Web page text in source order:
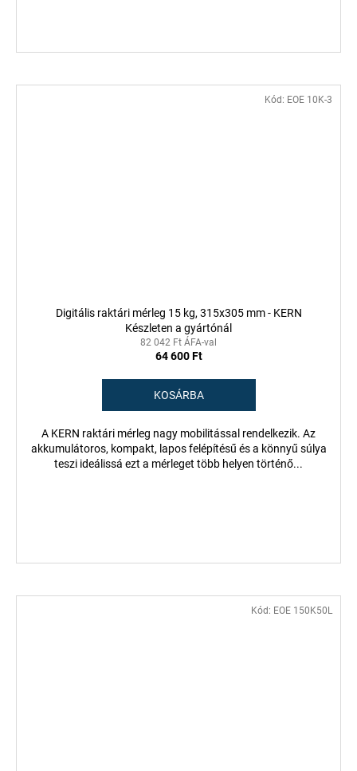
Digitális raktári mérleg 15 kg, 315x305 mm - KERN
Készleten a gyártónál
82 042 Ft ÁFA-val
64 600 Ft
KOSÁRBA
A KERN raktári mérleg nagy mobilitással rendelkezik. Az
akkumulátoros, kompakt, lapos felépítésű és a könnyű súlya
teszi ideálissá ezt a mérleget több helyen történő...
Kód: EOE 10K-3
Kód: EOE 150K50L